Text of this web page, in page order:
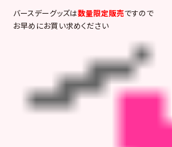
バースデーグッズは数量限定販売ですので
お早めにお買い求めください